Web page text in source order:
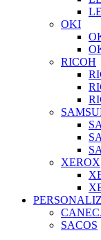
OKI
RICOH
XEROX
SACOS